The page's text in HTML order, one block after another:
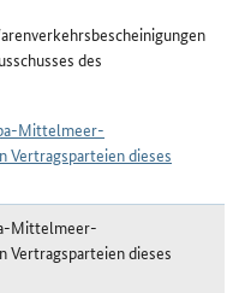
des
Mittelmeer-
Vertragsparteien dieses
Mittelmeer-
Vertragsparteien dieses